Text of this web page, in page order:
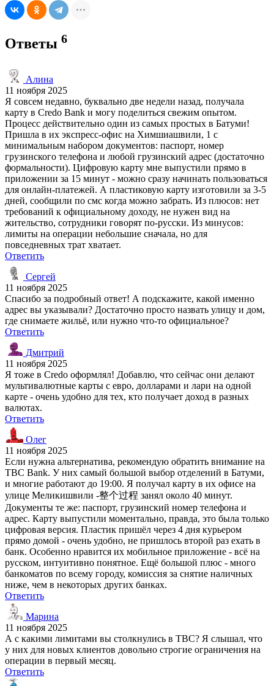
Ответы 6
Алина
11 ноября 2025
Я совсем недавно, буквально две недели назад, получала
карту в Credo Bank и могу поделиться свежим опытом.
Процесс действительно один из самых простых в Батуми!
Пришла в их экспресс-офис на Химшиашвили, 1 с
минимальным набором документов: паспорт, номер
грузинского телефона и любой грузинский адрес (достаточно
формальности). Цифровую карту мне выпустили прямо в
приложении за 15 минут - можно сразу начинать пользоваться
для онлайн-платежей. А пластиковую карту изготовили за 3-5
дней, сообщили по смс когда можно забрать. Из плюсов: нет
требований к официальному доходу, не нужен вид на
жительство, сотрудники говорят по-русски. Из минусов:
лимиты на операции небольшие сначала, но для
повседневных трат хватает.
Ответить
Сергей
11 ноября 2025
Спасибо за подробный ответ! А подскажите, какой именно
адрес вы указывали? Достаточно просто назвать улицу и дом,
где снимаете жильё, или нужно что-то официальное?
Ответить
Дмитрий
11 ноября 2025
Я тоже в Credo оформлял! Добавлю, что сейчас они делают
мультивалютные карты с евро, долларами и лари на одной
карте - очень удобно для тех, кто получает доход в разных
валютах.
Ответить
Олег
11 ноября 2025
Если нужна альтернатива, рекомендую обратить внимание на
TBC Bank. У них самый большой выбор отделений в Батуми,
и многие работают до 19:00. Я получал карту в их офисе на
улице Меликишвили -整个过程 занял около 40 минут.
Документы те же: паспорт, грузинский номер телефона и
адрес. Карту выпустили моментально, правда, это была только
цифровая версия. Пластик пришёл через 4 дня курьером
прямо домой - очень удобно, не пришлось второй раз ехать в
банк. Особенно нравится их мобильное приложение - всё на
русском, интуитивно понятное. Ещё большой плюс - много
банкоматов по всему городу, комиссия за снятие наличных
ниже, чем в некоторых других банках.
Ответить
Марина
11 ноября 2025
А с какими лимитами вы столкнулись в TBC? Я слышал, что
у них для новых клиентов довольно строгие ограничения на
операции в первый месяц.
Ответить